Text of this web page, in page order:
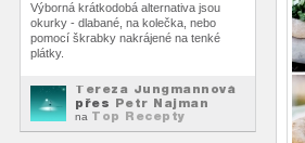
Výborná krátkodobá alternativa jsou
okurky - dlabané, na kolečka, nebo
pomocí škrabky nakrájené na tenké
plátky.
Tereza Jungmannová
přes Petr Najman
na Top Recepty